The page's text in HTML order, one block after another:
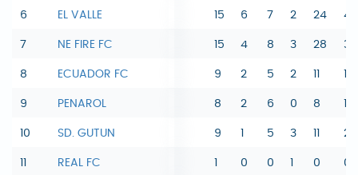
6 EL VALLE 15 6 7 2 24 42
7 NE FIRE FC 15 4 8 3 28 34
8 ECUADOR FC 9 2 5 2
9 PENAROL 8 2 6 0 8
10 SD. GUTUN 9 5 3 20
REAL FC 0 0 0 0